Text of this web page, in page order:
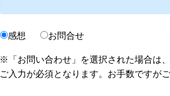
感想 お問合せ
※「お問い合わせ」を選択された場合は
ご入力が必須となります。お手数ですが